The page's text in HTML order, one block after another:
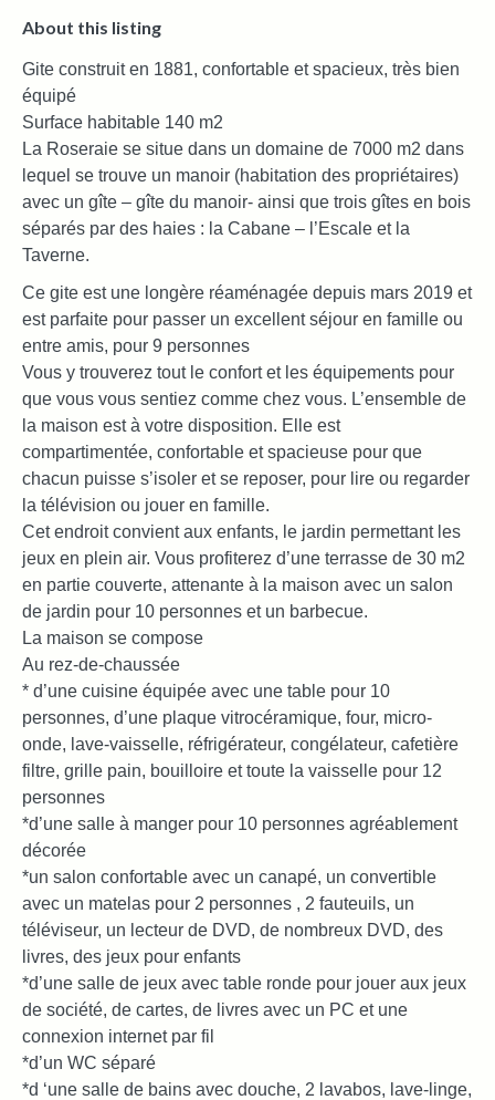
About this listing
Gite construit en 1881, confortable et spacieux, très bien
équipé
Surface habitable 140 m2
La Roseraie se situe dans un domaine de 7000 m2 dans
lequel se trouve un manoir (habitation des propriétaires)
avec un gîte – gîte du manoir- ainsi que trois gîtes en bois
séparés par des haies : la Cabane – l’Escale et la
Taverne.
Ce gite est une longère réaménagée depuis mars 2019 et
est parfaite pour passer un excellent séjour en famille ou
entre amis, pour 9 personnes
Vous y trouverez tout le confort et les équipements pour
que vous vous sentiez comme chez vous. L’ensemble de
la maison est à votre disposition. Elle est
compartimentée, confortable et spacieuse pour que
chacun puisse s’isoler et se reposer, pour lire ou regarder
la télévision ou jouer en famille.
Cet endroit convient aux enfants, le jardin permettant les
jeux en plein air. Vous profiterez d’une terrasse de 30 m2
en partie couverte, attenante à la maison avec un salon
de jardin pour 10 personnes et un barbecue.
La maison se compose
Au rez-de-chaussée
* d’une cuisine équipée avec une table pour 10
personnes, d’une plaque vitrocéramique, four, micro-
onde, lave-vaisselle, réfrigérateur, congélateur, cafetière
filtre, grille pain, bouilloire et toute la vaisselle pour 12
personnes
*d’une salle à manger pour 10 personnes agréablement
décorée
*un salon confortable avec un canapé, un convertible
avec un matelas pour 2 personnes , 2 fauteuils, un
téléviseur, un lecteur de DVD, de nombreux DVD, des
livres, des jeux pour enfants
*d’une salle de jeux avec table ronde pour jouer aux jeux
de société, de cartes, de livres avec un PC et une
connexion internet par fil
*d’un WC séparé
*d ‘une salle de bains avec douche, 2 lavabos, lave-linge,